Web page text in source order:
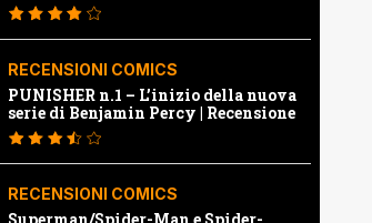
RECENSIONI COMICS
PUNISHER n.1 – L’inizio della nuova
serie di Benjamin Percy | Recensione
RECENSIONI COMICS